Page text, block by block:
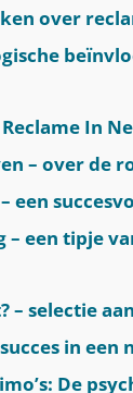
over
In
– over de
een
een tipje
– selectie
in een
De